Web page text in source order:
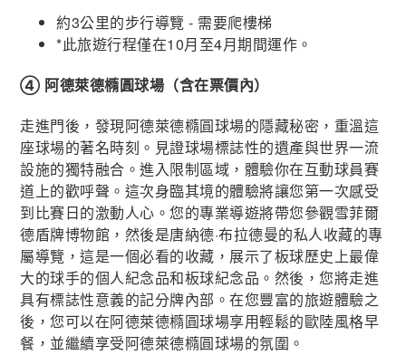
約3公里的步行導覽 - 需要爬樓梯
*此旅遊行程僅在10月至4月期間運作。
④ 阿德萊德橢圓球場（含在票價內）
走進門後，發現阿德萊德橢圓球場的隱藏秘密，重溫這
座球場的著名時刻。見證球場標誌性的遺產與世界一流
設施的獨特融合。進入限制區域，體驗你在互動球員賽
道上的歡呼聲。這次身臨其境的體驗將讓您第一次感受
到比賽日的激動人心。您的專業導遊將帶您參觀雪菲爾
德盾牌博物館，然後是唐納德·布拉德曼的私人收藏的專
屬導覽，這是一個必看的收藏，展示了板球歷史上最偉
大的球手的個人紀念品和板球紀念品。然後，您將走進
具有標誌性意義的記分牌內部。在您豐富的旅遊體驗之
後，您可以在阿德萊德橢圓球場享用輕鬆的歐陸風格早
餐，並繼續享受阿德萊德橢圓球場的氛圍。